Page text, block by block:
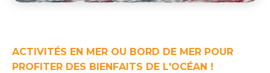
ACTIVITÉS EN MER OU BORD DE MER POUR
PROFITER DES BIENFAITS DE L'OCÉAN !